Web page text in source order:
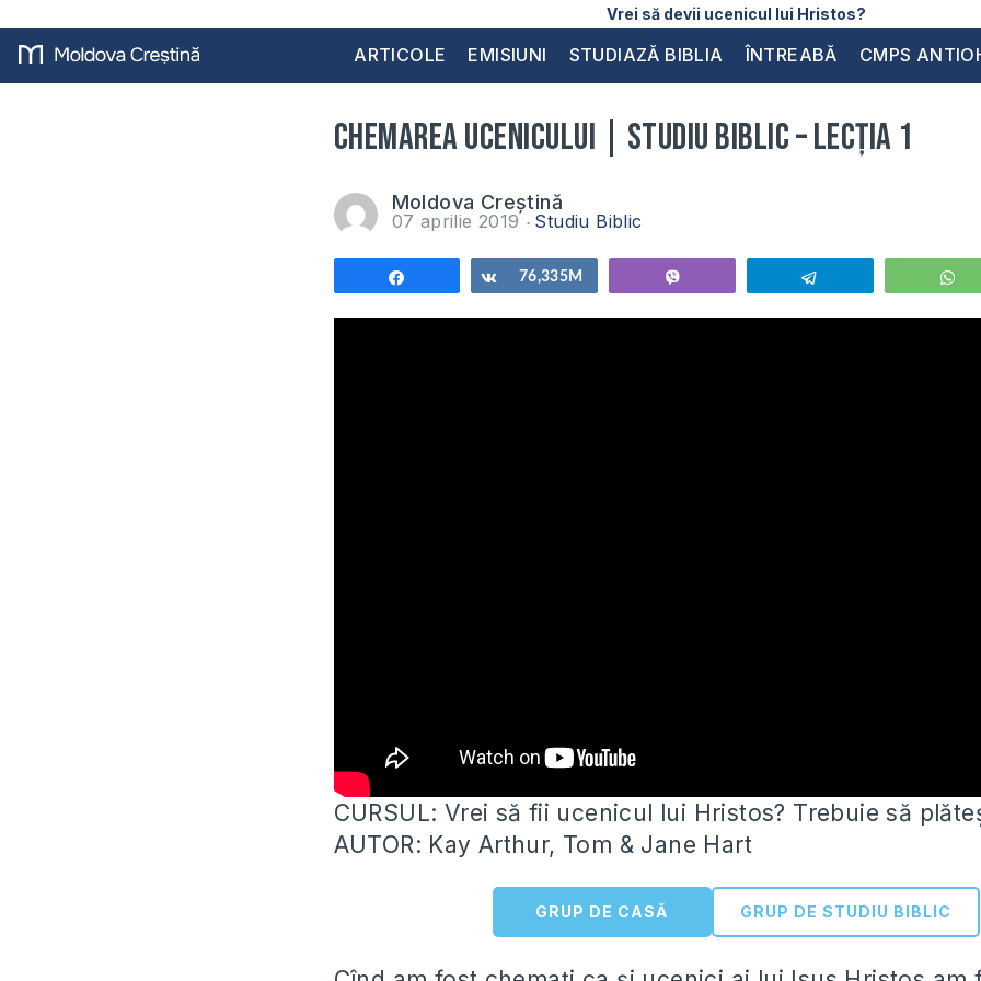
Vrei să devii ucenicul lui Hristos?
ARTICOLE EMISIUNI STUDIAZĂ BIBLIA ÎNTREABĂ CMPS
Chemarea ucenicului | Studiu Biblic – Lecția 1
Moldova Creștină
07 aprilie 2019 Studiu Biblic
Share
76,335M
CURSUL: Vrei să fii ucenicul lui Hristos? Trebuie să
AUTOR: Kay Arthur, Tom & Jane Hart
GRUP DE CASĂ GRUP DE STUDIU BIBLIC